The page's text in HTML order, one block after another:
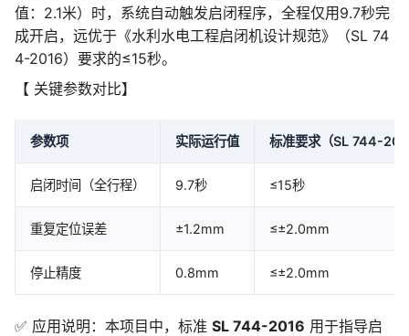
值：2.1米）时，系统自动触发启闭程序，全程仅用9.7秒完
成开启，远优于《水利水电工程启闭机设计规范》（SL 74
4-2016）要求的≤15秒。
【 关键参数对比】
参数项 实际运行值 标准要求（SL 744-
启闭时间（全行程） 9.7秒 ≤15秒
重复定位误差 ±1.2mm ≤±2.0mm
停止精度 0.8mm ≤±2.0mm
✅ 应用说明：本项目中，标准 SL 744-2016 用于指导启